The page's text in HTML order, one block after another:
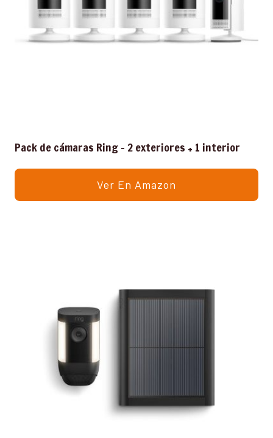
Pack de cámaras Ring – 2 exteriores + 1 interior
Ver En Amazon